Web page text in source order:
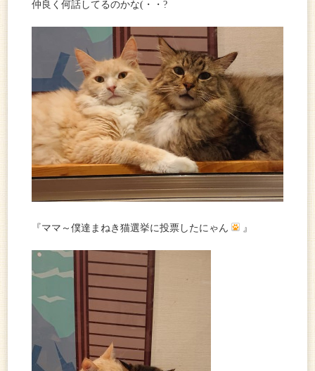
仲良く何話してるのかな(・・?
『ママ～僕達まねき猫選挙に投票したにゃん 』